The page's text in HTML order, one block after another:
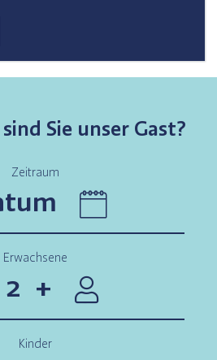
Sie unser Gast?
Zeitraum
Erwachsene
+
Kinder